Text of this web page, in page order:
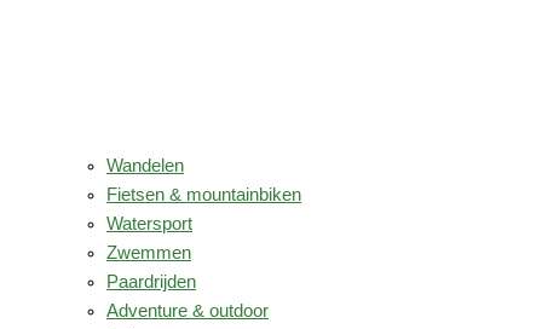
Wandelen
Fietsen & mountainbiken
Watersport
Zwemmen
Paardrijden
Adventure & outdoor